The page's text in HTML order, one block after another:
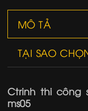
MÔ TẢ
TẠI SAO
Ctrinh thi công
ms05